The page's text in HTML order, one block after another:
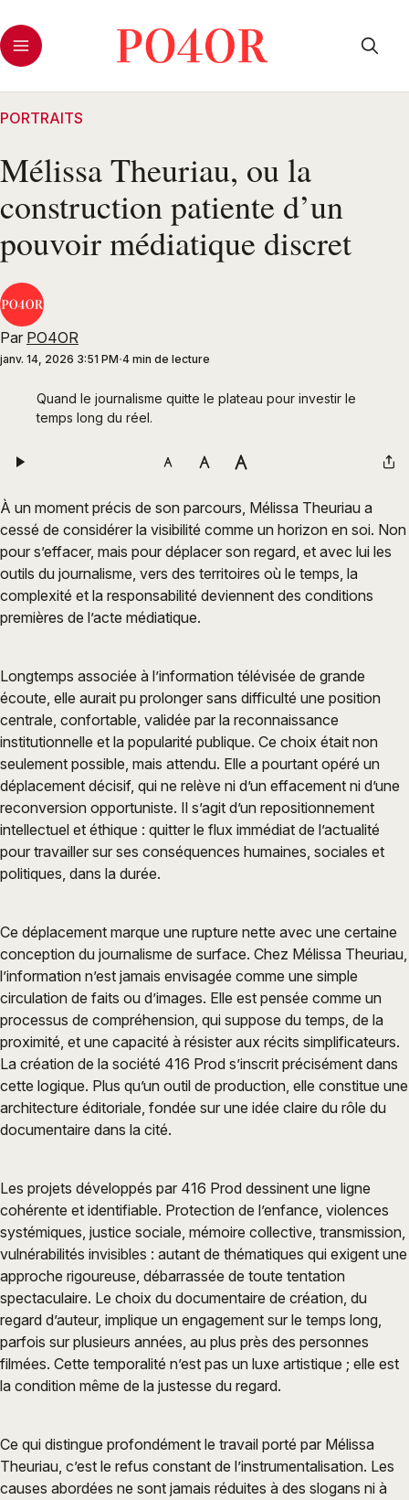
PORTRAITS
Mélissa Theuriau, ou la
construction patiente d’un
pouvoir médiatique discret
Par PO4OR
janv. 14, 2026 3:51 PM 4 min de lecture
Quand le journalisme quitte le plateau pour investir le
temps long du réel.
À un moment précis de son parcours, Mélissa Theuriau a
cessé de considérer la visibilité comme un horizon en soi. Non
pour s’effacer, mais pour déplacer son regard, et avec lui les
outils du journalisme, vers des territoires où le temps, la
complexité et la responsabilité deviennent des conditions
premières de l’acte médiatique.
Longtemps associée à l’information télévisée de grande
écoute, elle aurait pu prolonger sans difficulté une position
centrale, confortable, validée par la reconnaissance
institutionnelle et la popularité publique. Ce choix était non
seulement possible, mais attendu. Elle a pourtant opéré un
déplacement décisif, qui ne relève ni d’un effacement ni d’une
reconversion opportuniste. Il s’agit d’un repositionnement
intellectuel et éthique : quitter le flux immédiat de l’actualité
pour travailler sur ses conséquences humaines, sociales et
politiques, dans la durée.
Ce déplacement marque une rupture nette avec une certaine
conception du journalisme de surface. Chez Mélissa Theuriau,
l’information n’est jamais envisagée comme une simple
circulation de faits ou d’images. Elle est pensée comme un
processus de compréhension, qui suppose du temps, de la
proximité, et une capacité à résister aux récits simplificateurs.
La création de la société 416 Prod s’inscrit précisément dans
cette logique. Plus qu’un outil de production, elle constitue une
architecture éditoriale, fondée sur une idée claire du rôle du
documentaire dans la cité.
Les projets développés par 416 Prod dessinent une ligne
cohérente et identifiable. Protection de l’enfance, violences
systémiques, justice sociale, mémoire collective, transmission,
vulnérabilités invisibles : autant de thématiques qui exigent une
approche rigoureuse, débarrassée de toute tentation
spectaculaire. Le choix du documentaire de création, du
regard d’auteur, implique un engagement sur le temps long,
parfois sur plusieurs années, au plus près des personnes
filmées. Cette temporalité n’est pas un luxe artistique ; elle est
la condition même de la justesse du regard.
Ce qui distingue profondément le travail porté par Mélissa
Theuriau, c’est le refus constant de l’instrumentalisation. Les
causes abordées ne sont jamais réduites à des slogans ni à